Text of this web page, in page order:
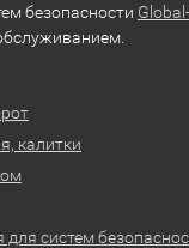
безопасности Global-
калитки
систем